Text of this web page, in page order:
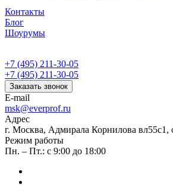
Контакты
Блог
Шоурумы
+7 (495) 211-30-05
+7 (495) 211-30-05
Заказать звонок
E-mail
msk@everprof.ru
Адрес
г. Москва, Адмирала Корнилова вл55с1,
Режим работы
Пн. – Пт.: с 9:00 до 18:00